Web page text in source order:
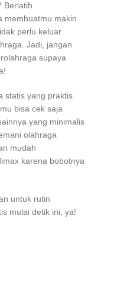
Berlatih
membuatmu makin
perlu keluar
Jadi, jangan
supaya
statis yang praktis
bisa cek saja
yang minimalis
olahraga
mudah
karena bobotnya
untuk rutin
mulai detik ini, ya!